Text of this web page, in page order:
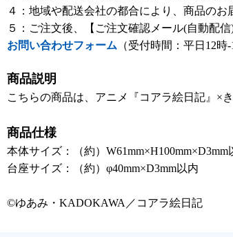
４：地域や配送会社の都合により、商品のお
５：ご注文後、【ご注文確認メール(自動配
お問い合わせフォーム （受付時間：平日12時
商品説明
こちらの商品は、アニメ『コアラ絵日記』×
商品仕様
本体サイズ：（約）
台座サイズ：（約）φ40mm×D3mm以内
©ゆあみ・KADOKAWA／コアラ絵日記